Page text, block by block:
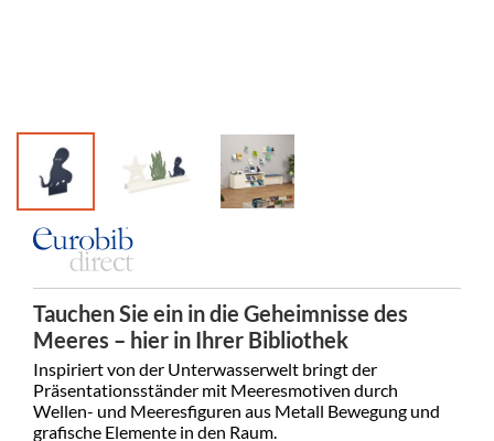
Tauchen Sie ein in die Geheimnisse des
Meeres – hier in Ihrer Bibliothek
Inspiriert von der Unterwasserwelt bringt der
Präsentationsständer mit Meeresmotiven durch
Wellen- und Meeresfiguren aus Metall Bewegung und
grafische Elemente in den Raum.